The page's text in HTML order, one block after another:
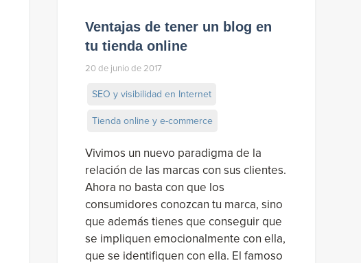
Ventajas de tener un blog en
tu tienda online
20 de junio de 2017
SEO y visibilidad en Internet
Tienda online y e-commerce
Vivimos un nuevo paradigma de la
relación de las marcas con sus clientes.
Ahora no basta con que los
consumidores conozcan tu marca, sino
que además tienes que conseguir que
se impliquen emocionalmente con ella,
que se identifiquen con ella. El famoso